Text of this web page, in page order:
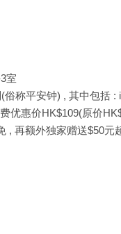
室
称平安钟) , 其中包括
优惠价HK$109(原价
, 再额外独家赠送$50元